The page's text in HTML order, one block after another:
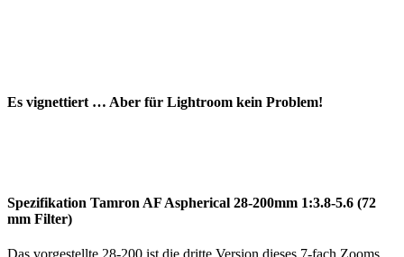
Es vignettiert … Aber für Lightroom kein Problem!
Spezifikation Tamron AF Aspherical 28-200mm 1:3.8-5.6 (72
mm Filter)